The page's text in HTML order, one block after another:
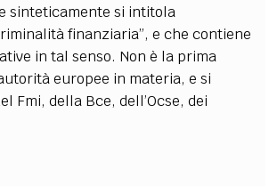
sinteticamente si intitola
finanziaria”, e che contiene
in tal senso. Non è la prima
europee in materia, e si
Fmi, della Bce, dell’Ocse, dei